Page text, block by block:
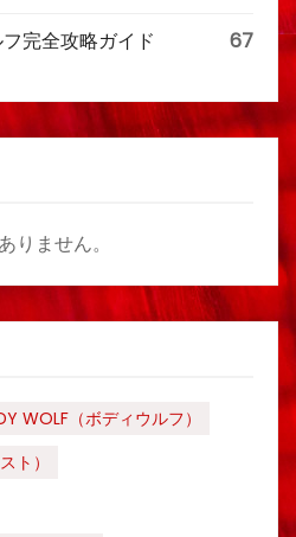
完全攻略ガイド 67
りません。
WOLF（ボディウルフ）
ト）